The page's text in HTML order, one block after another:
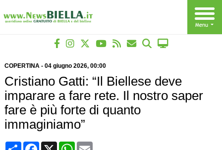
COPERTINA- 04 giugno 2026, 00:00
Cristiano Gatti: “Il Biellese deve
imparare a fare rete. Il nostro saper
fare è più forte di quanto
immaginiamo”
CondividiFacebook
X WhatsApp
Email